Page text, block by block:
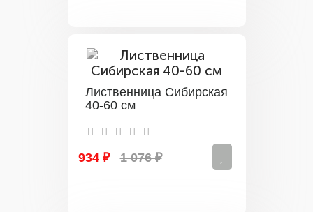
Лиственница Сибирская
40-60 см
934 ₽ 1 076 ₽